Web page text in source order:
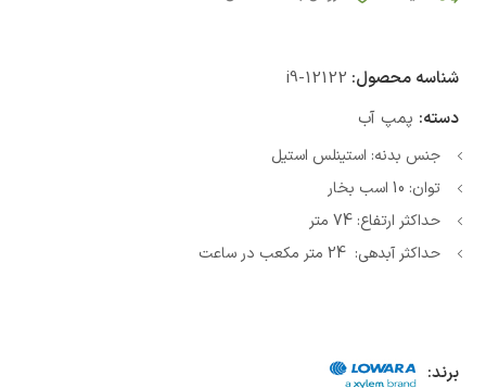
شناسه محصول: i9-12122
دسته: پمپ آب
جنس بدنه: استینلس استیل
توان: 10 اسب بخار
حداکثر ارتفاع: 74 متر
حداکثر آبدهی: 24 متر مکعب در ساعت
برند: